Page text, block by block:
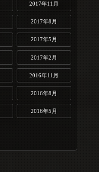
2017年11月
2017年8月
2017年5月
2017年2月
2016年11月
2016年8月
2016年5月